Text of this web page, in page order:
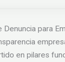
Denuncia para
en pilares